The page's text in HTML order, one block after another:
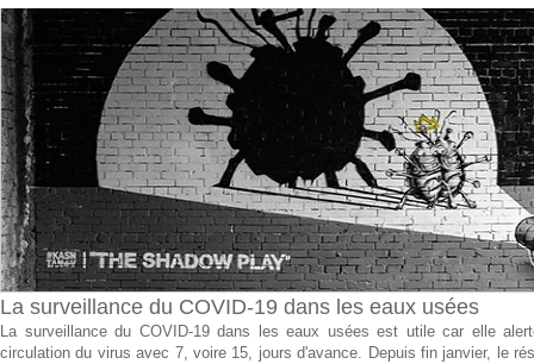
La surveillance du COVID-19 dans les eaux usées
La surveillance du COVID-19 dans les eaux usées est utile car elle
circulation du virus avec 7, voire 15, jours d'avance. Depuis fin janvier, le